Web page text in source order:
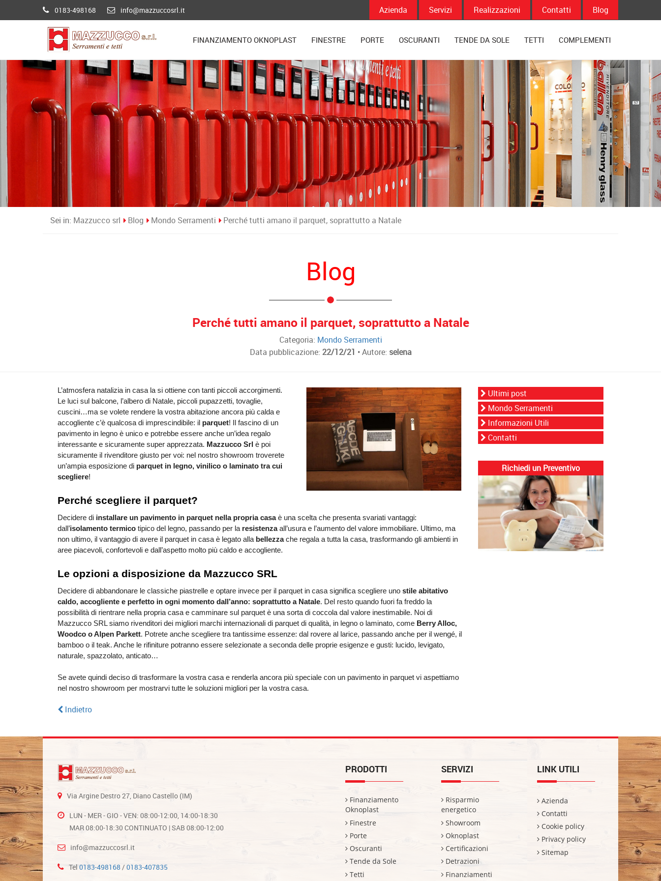
0183-498168 info@mazzuccosrl.it Azienda Servizi Realizzazioni Contatti Blog
FINANZIAMENTO OKNOPLAST FINESTRE PORTE OSCURANTI TENDE DA SOLE TETTI COMPLEMENTI
Sei in: Mazzucco srl Blog Mondo Serramenti Perché tutti amano il parquet, soprattutto a Natale
Blog
Perché tutti amano il parquet, soprattutto a Natale
Categoria: Mondo Serramenti
Data pubblicazione: 22/12/21 • Autore: selena
L’atmosfera natalizia in casa la si ottiene con tanti piccoli accorgimenti.
Le luci sul balcone, l’albero di Natale, piccoli pupazzetti, tovaglie,
cuscini…ma se volete rendere la vostra abitazione ancora più calda e
accogliente c’è qualcosa di imprescindibile: il parquet! Il fascino di un
pavimento in legno è unico e potrebbe essere anche un’idea regalo
interessante e sicuramente super apprezzata. Mazzucco Srl è poi
sicuramente il rivenditore giusto per voi: nel nostro showroom troverete
un’ampia esposizione di parquet in legno, vinilico o laminato tra cui
scegliere!
Perché scegliere il parquet?
Decidere di installare un pavimento in parquet nella propria casa è una scelta che presenta svariati vantaggi:
dall’isolamento termico tipico del legno, passando per la resistenza all’usura e l’aumento del valore immobiliare. Ultimo, ma
non ultimo, il vantaggio di avere il parquet in casa è legato alla bellezza che regala a tutta la casa, trasformando gli ambienti in
aree piacevoli, confortevoli e dall’aspetto molto più caldo e accogliente.
Le opzioni a disposizione da Mazzucco SRL
Decidere di abbandonare le classiche piastrelle e optare invece per il parquet in casa significa scegliere uno stile abitativo
caldo, accogliente e perfetto in ogni momento dall’anno: soprattutto a Natale. Del resto quando fuori fa freddo la
possibilità di rientrare nella propria casa e camminare sul parquet è una sorta di coccola dal valore inestimabile. Noi di
Mazzucco SRL siamo rivenditori dei migliori marchi internazionali di parquet di qualità, in legno o laminato, come Berry Alloc,
Woodco o Alpen Parkett. Potrete anche scegliere tra tantissime essenze: dal rovere al larice, passando anche per il wengé, il
bamboo o il teak. Anche le rifiniture potranno essere selezionate a seconda delle proprie esigenze e gusti: lucido, levigato,
naturale, spazzolato, anticato…
Se avete quindi deciso di trasformare la vostra casa e renderla ancora più speciale con un pavimento in parquet vi aspettiamo
nel nostro showroom per mostrarvi tutte le soluzioni migliori per la vostra casa.
Indietro
Ultimi post
Mondo Serramenti
Informazioni Utili
Contatti
Richiedi un Preventivo
Via Argine Destro 27, Diano Castello (IM)
LUN - MER - GIO - VEN: 08:00-12:00, 14:00-18:30
MAR 08:00-18:30 CONTINUATO | SAB 08:00-12:00
info@mazzuccosrl.it
Tel 0183-498168 /0183-407835
PRODOTTI
Finanziamento
Oknoplast
Finestre
Porte
Oscuranti
Tende da Sole
Tetti
SERVIZI
Risparmio
energetico
Showroom
Oknoplast
Certificazioni
Detrazioni
Finanziamenti
LINK UTILI
Azienda
Contatti
Cookie policy
Privacy policy
Sitemap